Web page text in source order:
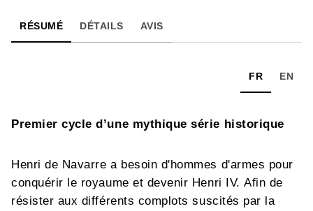
RÉSUMÉ DÉTAILS AVIS
FR EN
Premier cycle d’une mythique série historique
Henri de Navarre a besoin d'hommes d'armes pour
conquérir le royaume et devenir Henri IV. Afin de
résister aux différents complots suscités par la